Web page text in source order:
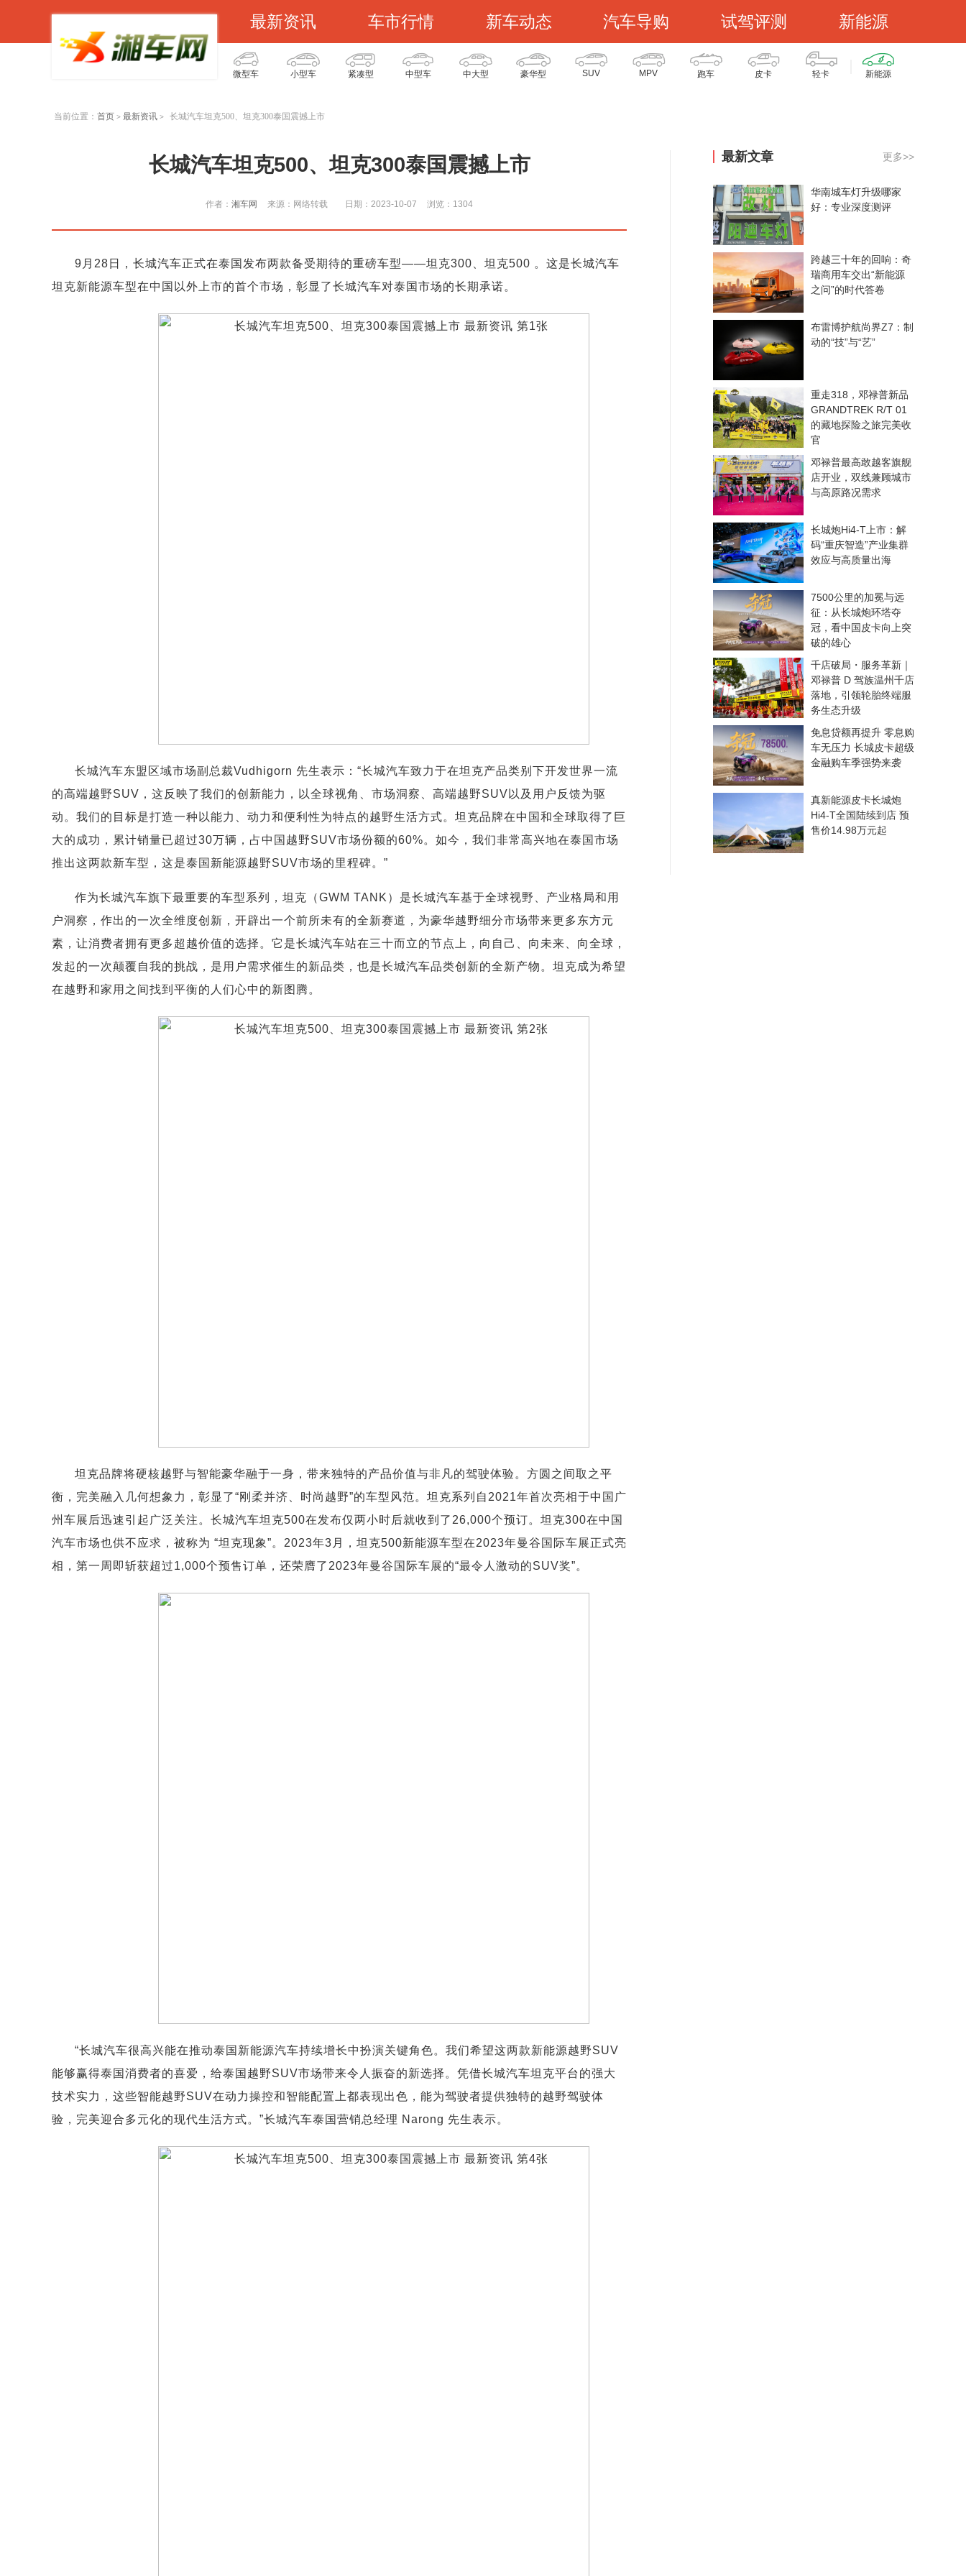
最新资讯 车市行情 新车动态 汽车导购 试驾评测 新能源
微型车 小型车 紧凑型 中型车 中大型 豪华型 SUV MPV 跑车 皮卡 轻卡 新能源
当前位置： 首页 > 最新资讯 > 长城汽车坦克500、坦克300泰国震撼上市
长城汽车坦克500、坦克300泰国震撼上市
作者： 湘车网 来源：网络转载 日期：2023-10-07 浏览：1304
9月28日，长城汽车正式在泰国发布两款备受期待的重磅车型——坦克300、坦克500 。这是长城汽车
坦克新能源车型在中国以外上市的首个市场，彰显了长城汽车对泰国市场的长期承诺。
长城汽车东盟区域市场副总裁Vudhigorn 先生表示：“长城汽车致力于在坦克产品类别下开发世界一流
的高端越野SUV，这反映了我们的创新能力，以全球视角、市场洞察、高端越野SUV以及用户反馈为驱
动。我们的目标是打造一种以能力、动力和便利性为特点的越野生活方式。坦克品牌在中国和全球取得了巨
大的成功，累计销量已超过30万辆，占中国越野SUV市场份额的60%。如今，我们非常高兴地在泰国市场
推出这两款新车型，这是泰国新能源越野SUV市场的里程碑。”
作为长城汽车旗下最重要的车型系列，坦克（GWM TANK）是长城汽车基于全球视野、产业格局和用
户洞察，作出的一次全维度创新，开辟出一个前所未有的全新赛道，为豪华越野细分市场带来更多东方元
素，让消费者拥有更多超越价值的选择。它是长城汽车站在三十而立的节点上，向自己、向未来、向全球，
发起的一次颠覆自我的挑战，是用户需求催生的新品类，也是长城汽车品类创新的全新产物。坦克成为希望
在越野和家用之间找到平衡的人们心中的新图腾。
坦克品牌将硬核越野与智能豪华融于一身，带来独特的产品价值与非凡的驾驶体验。方圆之间取之平
衡，完美融入几何想象力，彰显了“刚柔并济、时尚越野”的车型风范。坦克系列自2021年首次亮相于中国广
州车展后迅速引起广泛关注。长城汽车坦克500在发布仅两小时后就收到了26,000个预订。坦克300在中国
汽车市场也供不应求，被称为 “坦克现象”。2023年3月，坦克500新能源车型在2023年曼谷国际车展正式亮
相，第一周即斩获超过1,000个预售订单，还荣膺了2023年曼谷国际车展的“最令人激动的SUV奖”。
“长城汽车很高兴能在推动泰国新能源汽车持续增长中扮演关键角色。我们希望这两款新能源越野SUV
能够赢得泰国消费者的喜爱，给泰国越野SUV市场带来令人振奋的新选择。凭借长城汽车坦克平台的强大
技术实力，这些智能越野SUV在动力操控和智能配置上都表现出色，能为驾驶者提供独特的越野驾驶体
验，完美迎合多元化的现代生活方式。”长城汽车泰国营销总经理 Narong 先生表示。
最新文章 更多>>
华南城车灯升级哪家
好：专业深度测评
跨越三十年的回响：奇
瑞商用车交出“新能源
之问”的时代答卷
布雷博护航尚界Z7：制
动的“技”与“艺”
重走318，邓禄普新品
GRANDTREK R/T 01
的藏地探险之旅完美收
官
邓禄普最高敢越客旗舰
店开业，双线兼顾城市
与高原路况需求
长城炮Hi4-T上市：解
码“重庆智造”产业集群
效应与高质量出海
7500公里的加冕与远
征：从长城炮环塔夺
冠，看中国皮卡向上突
破的雄心
千店破局・服务革新｜
邓禄普 D 驾族温州千店
落地，引领轮胎终端服
务生态升级
免息贷额再提升 零息购
车无压力 长城皮卡超级
金融购车季强势来袭
真新能源皮卡长城炮
Hi4-T全国陆续到店 预
售价14.98万元起